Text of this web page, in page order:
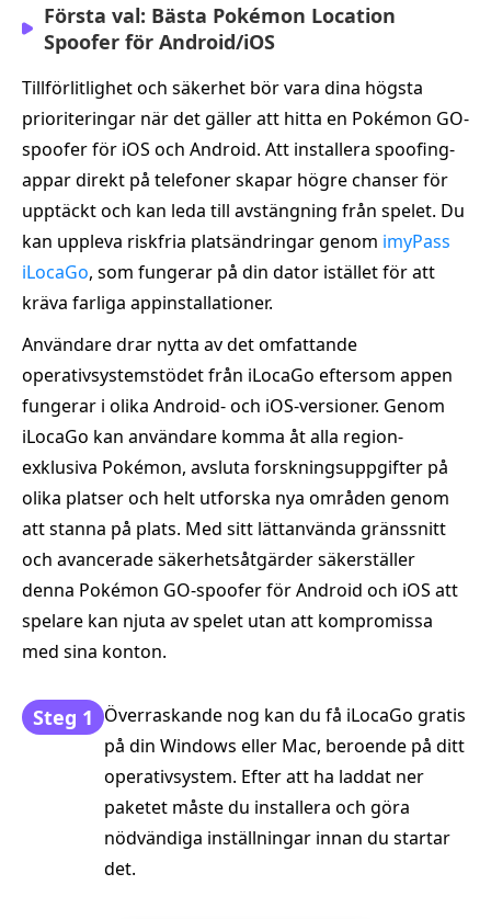
Första val: Bästa Pokémon Location
Spoofer för Android/iOS
Tillförlitlighet och säkerhet bör vara dina högsta
prioriteringar när det gäller att hitta en Pokémon GO-
spoofer för iOS och Android. Att installera spoofing-
appar direkt på telefoner skapar högre chanser för
upptäckt och kan leda till avstängning från spelet. Du
kan uppleva riskfria platsändringar genom imyPass
iLocaGo, som fungerar på din dator istället för att
kräva farliga appinstallationer.
Användare drar nytta av det omfattande
operativsystemstödet från iLocaGo eftersom appen
fungerar i olika Android- och iOS-versioner. Genom
iLocaGo kan användare komma åt alla region-
exklusiva Pokémon, avsluta forskningsuppgifter på
olika platser och helt utforska nya områden genom
att stanna på plats. Med sitt lättanvända gränssnitt
och avancerade säkerhetsåtgärder säkerställer
denna Pokémon GO-spoofer för Android och iOS att
spelare kan njuta av spelet utan att kompromissa
med sina konton.
Steg 1 Överraskande nog kan du få iLocaGo gratis
på din Windows eller Mac, beroende på ditt
operativsystem. Efter att ha laddat ner
paketet måste du installera och göra
nödvändiga inställningar innan du startar
det.